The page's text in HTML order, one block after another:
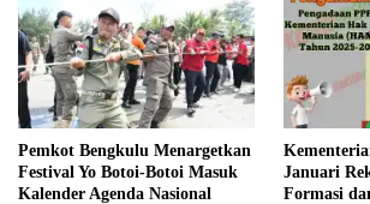
Pemkot Bengkulu Menargetkan
Festival Yo Botoi-Botoi Masuk
Kalender Agenda Nasional
Januari
Formasi